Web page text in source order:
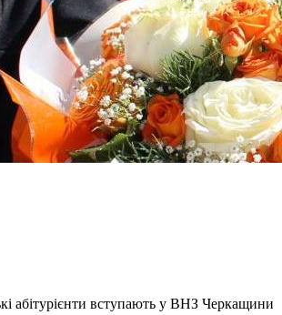
абітурієнти вступають у ВНЗ Черкащини